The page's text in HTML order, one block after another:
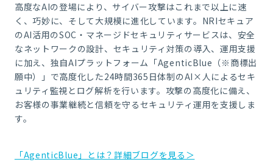
高度なAIの登場により、サイバー攻撃はこれまで以上に速
く、巧妙に、そして大規模に進化しています。NRIセキュア
のAI活用のSOC・マネージドセキュリティサービスは、安全
なネットワークの設計、セキュリティ対策の導入、運用支援
に加え、独自AIプラットフォーム「AgenticBlue（※商標出
願中）」で高度化した24時間365日体制のAI×人によるセキ
ュリティ監視とログ解析を行います。攻撃の高度化に備え、
お客様の事業継続と信頼を守るセキュリティ運用を支援しま
す。
「AgenticBlue」とは？詳細ブログを見る＞